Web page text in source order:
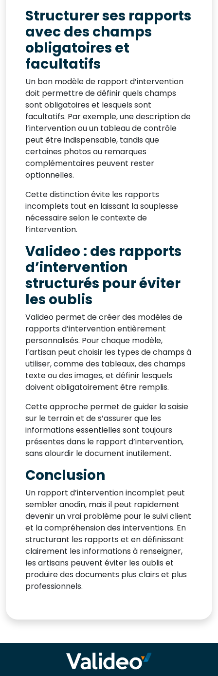
Structurer ses rapports
avec des champs
obligatoires et
facultatifs
Un bon modèle de rapport d’intervention
doit permettre de définir quels champs
sont obligatoires et lesquels sont
facultatifs. Par exemple, une description de
l’intervention ou un tableau de contrôle
peut être indispensable, tandis que
certaines photos ou remarques
complémentaires peuvent rester
optionnelles.
Cette distinction évite les rapports
incomplets tout en laissant la souplesse
nécessaire selon le contexte de
l’intervention.
Valideo : des rapports
d’intervention
structurés pour éviter
les oublis
Valideo permet de créer des modèles de
rapports d’intervention entièrement
personnalisés. Pour chaque modèle,
l’artisan peut choisir les types de champs à
utiliser, comme des tableaux, des champs
texte ou des images, et définir lesquels
doivent obligatoirement être remplis.
Cette approche permet de guider la saisie
sur le terrain et de s’assurer que les
informations essentielles sont toujours
présentes dans le rapport d’intervention,
sans alourdir le document inutilement.
Conclusion
Un rapport d’intervention incomplet peut
sembler anodin, mais il peut rapidement
devenir un vrai problème pour le suivi client
et la compréhension des interventions. En
structurant les rapports et en définissant
clairement les informations à renseigner,
les artisans peuvent éviter les oublis et
produire des documents plus clairs et plus
professionnels.